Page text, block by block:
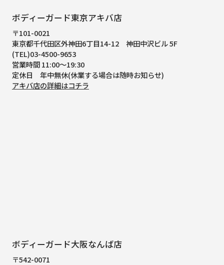
ボディーガード東京アキバ店
〒101-0021
東京都千代田区外神田6丁目14-12 神田中沢ビル 5F
(TEL)03-4500-9653
営業時間 11:00～19:30
定休日 年中無休(休業する場合は随時お知らせ)
アキバ店の詳細はコチラ
ボディーガード大阪なんば店
〒542-0071